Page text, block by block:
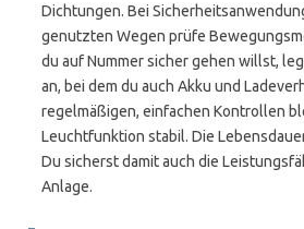
Dichtungen. Bei
genutzten Wegen prüfe
du auf Nummer sicher gehen willst,
an, bei dem du auch Akku und
regelmäßigen, einfachen Kontrollen
Leuchtfunktion stabil. Die
Du sicherst damit auch die
Anlage.